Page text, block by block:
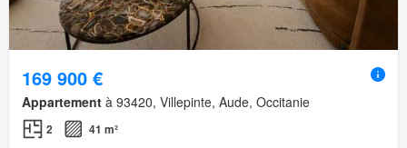
169 900 €
Appartement à 93420, Villepinte, Aude, Occitanie
2
41 m²